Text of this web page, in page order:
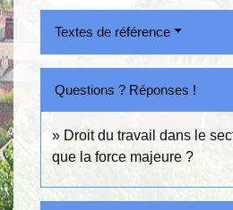
Textes de référence
Questions ? Réponses !
Droit du travail dans le
que la force majeure ?